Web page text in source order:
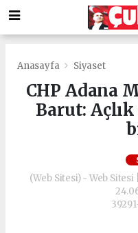
Anasayfa Siyaset
CHP Adana
Barut:
(Web Sitesi) - Web